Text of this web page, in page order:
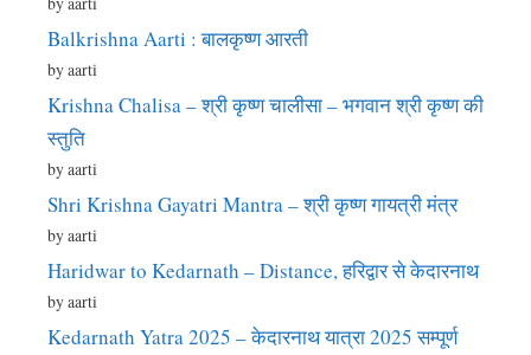
Balkrishna Aarti : बालकृष्ण आरती
by aarti
Krishna Chalisa – श्री कृष्ण चालीसा – भगवान श्री कृष्ण की
स्तुति
by aarti
Shri Krishna Gayatri Mantra – श्री कृष्ण गायत्री मंत्र
by aarti
Haridwar to Kedarnath – Distance, हरिद्वार से केदारनाथ
by aarti
Kedarnath Yatra 2025 – केदारनाथ यात्रा 2025 सम्पूर्ण